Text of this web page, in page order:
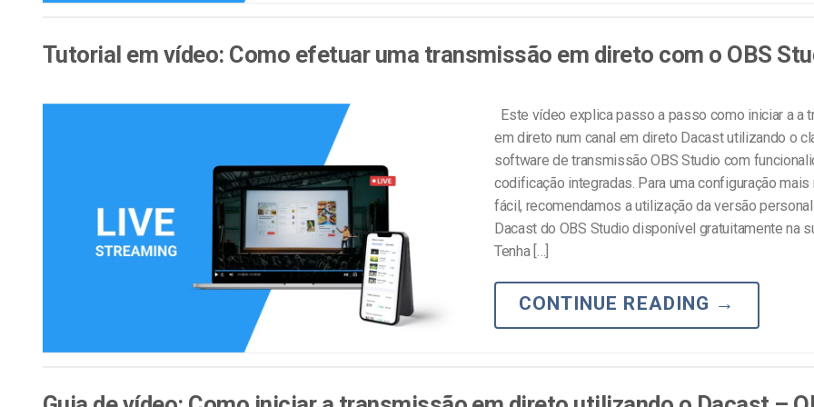
Tutorial em vídeo: Como efetuar uma transmissão em direto com o OBS
Este vídeo explica passo a passo como iniciar a a
em direto num canal em direto Dacast utilizando o
software de transmissão OBS Studio com
codificação integradas. Para uma configuração mais
fácil, recomendamos a utilização da versão
Dacast do OBS Studio disponível gratuitamente na
Tenha […]
CONTINUE READING →